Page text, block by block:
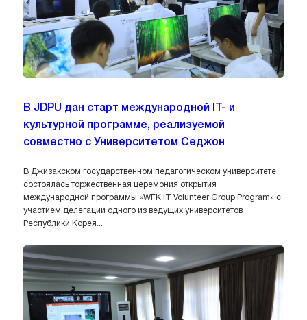
В JDPU дан старт международной IT- и
культурной программе, реализуемой
совместно с Университетом Седжон
В Джизакском государственном педагогическом университете
состоялась торжественная церемония открытия
международной программы «WFK IT Volunteer Group Program» с
участием делегации одного из ведущих университетов
Республики Корея...